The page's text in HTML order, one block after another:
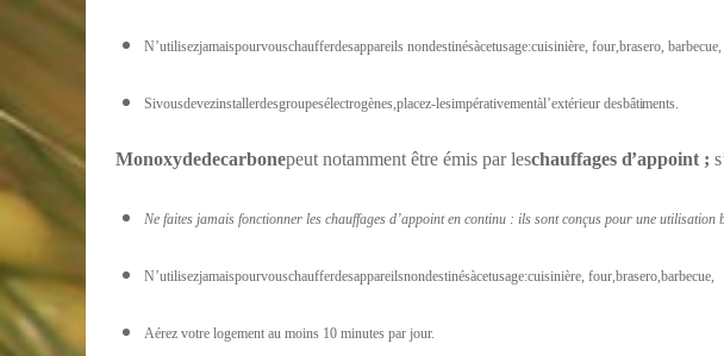
N’utilisezjamaispourvouschaufferdesappareils nondestinésàcetusage:cuisinière, four,brasero, barbecue,
Sivousdevezinstallerdesgroupesélectrogènes,placez-lesimpérativementàl’extérieur desbâtiments.
Monoxydedecarbonepeut notamment être émis par leschauffages d’appoint ;
Ne faites jamais fonctionner les chauffages d’appoint en continu : ils sont conçus pour une utilisation
N’utilisezjamaispourvouschaufferdesappareilsnondestinésàcetusage:cuisinière, four,brasero,barbecue,
Aérez votre logement au moins 10 minutes par jour.